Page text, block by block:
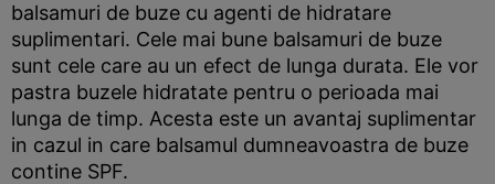
balsamuri de buze cu agenti de hidratare
suplimentari. Cele mai bune balsamuri de buze
sunt cele care au un efect de lunga durata. Ele vor
pastra buzele hidratate pentru o perioada mai
lunga de timp. Acesta este un avantaj suplimentar
in cazul in care balsamul dumneavoastra de buze
contine SPF.